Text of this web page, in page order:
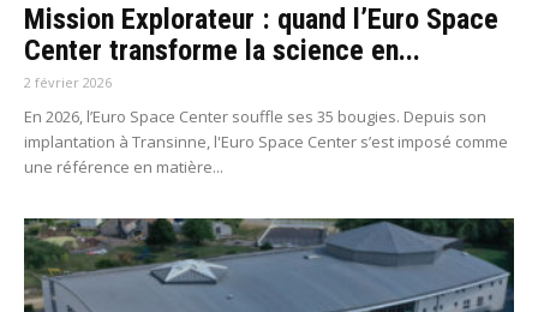
Mission Explorateur : quand l’Euro Space
Center transforme la science en...
2 février 2026
En 2026, l’Euro Space Center souffle ses 35 bougies. Depuis son
implantation à Transinne, l'Euro Space Center s’est imposé comme
une référence en matière...